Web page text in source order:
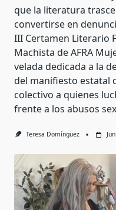
que la literatura
convertirse en
III Certamen Literario
Machista de AFRA
velada dedicada a la
del manifiesto estatal
colectivo a quienes
frente a los abusos
Teresa Domínguez